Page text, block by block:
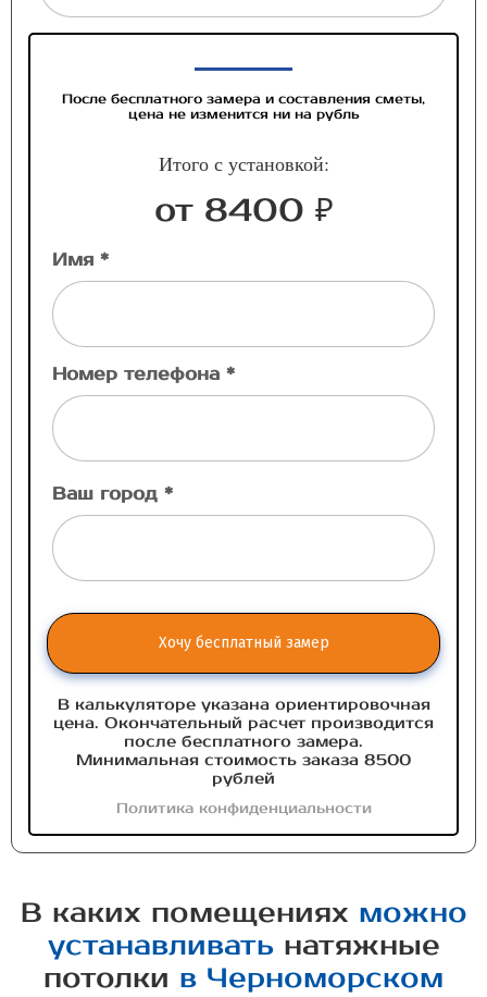
После бесплатного замера и составления сметы,
цена не изменится ни на рубль
Итого с установкой:
от 8400 ₽
Имя *
Номер телефона *
Ваш город *
Хочу бесплатный замер
В калькуляторе указана ориентировочная
цена. Окончательный расчет производится
после бесплатного замера.
Минимальная стоимость заказа 8500
рублей
Политика конфиденциальности
В каких помещениях можно
устанавливать натяжные
потолки в Черноморском